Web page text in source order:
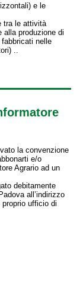
e le
tra le attività
alla produzione di
nelle
..
la convenzione
e/o
Agrario ad un
debitamente
all’indirizzo
ufficio di